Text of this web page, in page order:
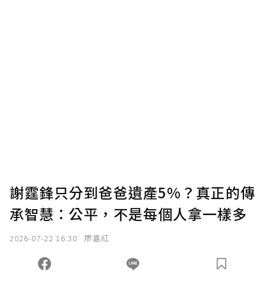
謝霆鋒只分到爸爸遺產5%？真正的傳
承智慧：公平，不是每個人拿一樣多
2026-07-22 16:30 廖嘉紅